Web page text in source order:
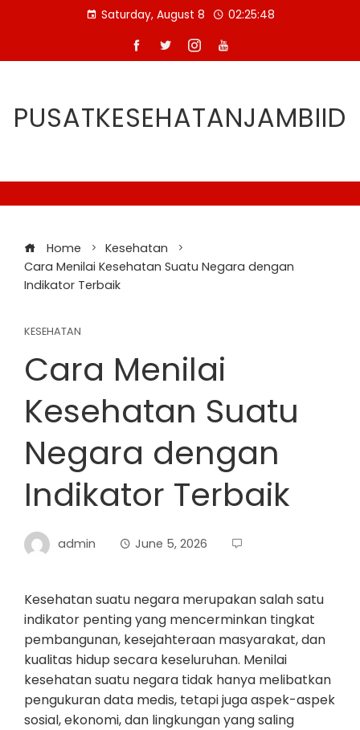
Saturday, August 8 02:25:49
PUSATKESEHATANJAMBIID
Home
Kesehatan
Cara Menilai Kesehatan Suatu Negara dengan
Indikator Terbaik
KESEHATAN
Cara Menilai
Kesehatan Suatu
Negara dengan
Indikator Terbaik
admin June 5, 2026
Kesehatan suatu negara merupakan salah satu
indikator penting yang mencerminkan tingkat
pembangunan, kesejahteraan masyarakat, dan
kualitas hidup secara keseluruhan. Menilai
kesehatan suatu negara tidak hanya melibatkan
pengukuran data medis, tetapi juga aspek-aspek
sosial, ekonomi, dan lingkungan yang saling